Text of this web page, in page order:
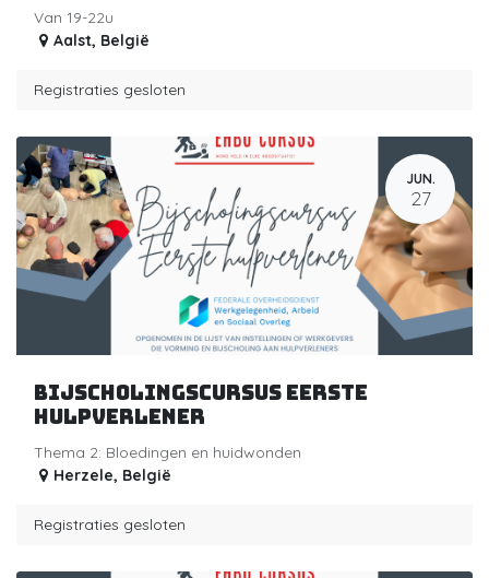
Van 19-22u
Aalst, België
Registraties gesloten
JUN.
27
Bijscholingscursus eerste
hulpverlener
Thema 2: Bloedingen en huidwonden
Herzele, België
Registraties gesloten